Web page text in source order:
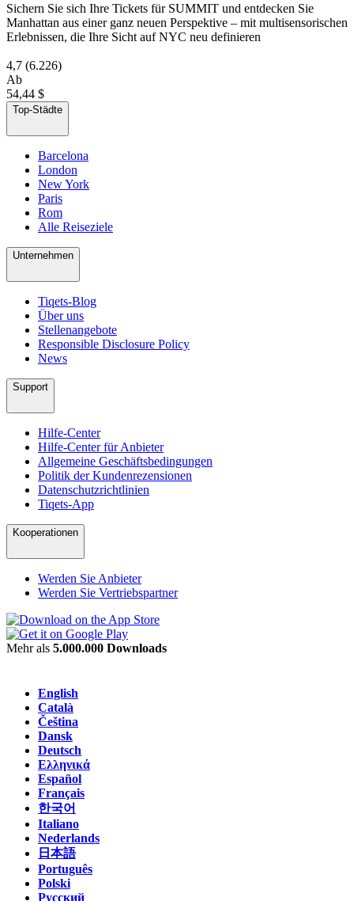
Sichern Sie sich Ihre Tickets für SUMMIT und entdecken Sie
Manhattan aus einer ganz neuen Perspektive – mit multisensorischen
Erlebnissen, die Ihre Sicht auf NYC neu definieren
4,7 (6.226)
Ab
54,44 $
Top-Städte
Barcelona
London
New York
Paris
Rom
Alle Reiseziele
Unternehmen
Tiqets-Blog
Über uns
Stellenangebote
Responsible Disclosure Policy
News
Support
Hilfe-Center
Hilfe-Center für Anbieter
Allgemeine Geschäftsbedingungen
Politik der Kundenrezensionen
Datenschutzrichtlinien
Tiqets-App
Kooperationen
Werden Sie Anbieter
Werden Sie Vertriebspartner
Mehr als 5.000.000 Downloads
English
Català
Čeština
Dansk
Deutsch
Ελληνικά
Español
Français
한국어
Italiano
Nederlands
日本語
Português
Polski
Русский